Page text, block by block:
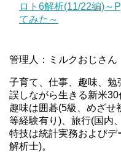
ロト6解析(11/22編)～
てみた～
管理人：ミルクおじさん
子育て、仕事、趣味、
誤しながら生きる新米30
趣味は囲碁(5級、めざせ
等経験有り)、旅行(国内
特技は統計実務およびデ
解析士)。